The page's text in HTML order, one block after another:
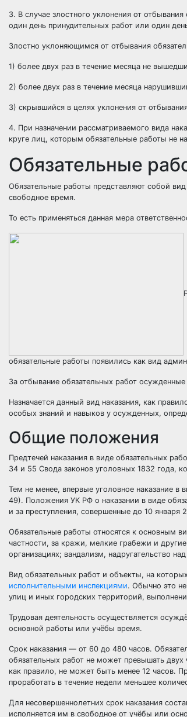
3. В случае злостного уклонения от
один день принудительных работ или один
Злостно уклоняющимся от отбывания
1) более двух раз в течение месяца не
2) более двух раз в течение месяца
3) скрывшийся в целях уклонения от
4. При назначении рассматриваемого вида
круге лиц, которым обязательные работы не
Обязательные
Обязательные работы представляют собой
свободное время.
То есть применяться данная мера
обязательные работы появились как вид
За отбывание обязательных работ
Назначается данный вид наказания, как
особых знаний и навыков у осужденных,
Общие положения
Предтечей наказания в виде обязательных
34 и 55 Свода законов уголовных 1832 года,
Тем не менее, впервые уголовное наказание
49). Положения УК РФ о наказании в виде
и за преступления, совершенные до 10 января
Обязательные работы относятся к основным
частности, за кражи, мелкие грабежи и
организациях; вандализм, надругательство
Вид обязательных работ и объекты, на
исполнительными инспекциями. Обычно это
улиц и иных городских территорий,
Трудовая деятельность осуществляется
основной работы или учёбы время.
Срок наказания — от 60 до 480 часов.
обязательных работ не может превышать
как правило, не может быть менее 12 часов.
проработать в течение недели меньшее
Для несовершеннолетних срок наказания
исполняется им в свободное от учёбы или